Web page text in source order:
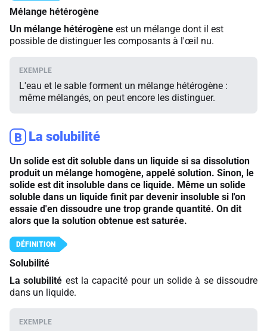
Mélange hétérogène
Un mélange hétérogène est un mélange dont il est
possible de distinguer les composants à l'œil nu.
L'eau et le sable forment un mélange hétérogène :
même mélangés, on peut encore les distinguer.
B La solubilité
Un solide est dit soluble dans un liquide si sa dissolution
produit un mélange homogène, appelé solution. Sinon, le
solide est dit insoluble dans ce liquide. Même un solide
soluble dans un liquide finit par devenir insoluble si l'on
essaie d'en dissoudre une trop grande quantité. On dit
alors que la solution obtenue est saturée.
Solubilité
La solubilité est la capacité pour un solide à se dissoudre
dans un liquide.